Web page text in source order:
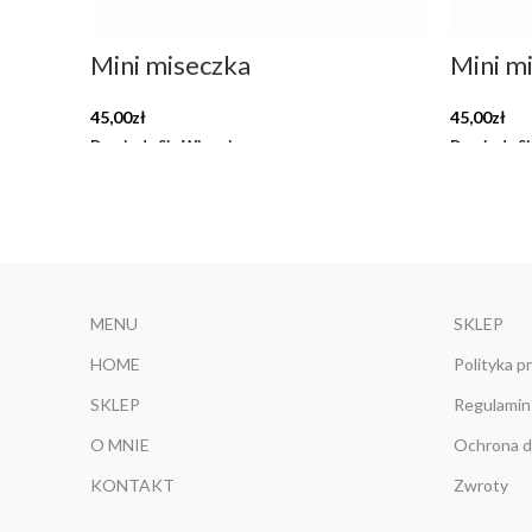
Mini miseczka
45,00zł
Dowiedz Się Więcej
Mini
45,00zł
Dowiedz
MENU
HOME
SKLEP
O MNIE
KONTAKT
SKLEP
Polityka
Ochrona
Zwroty